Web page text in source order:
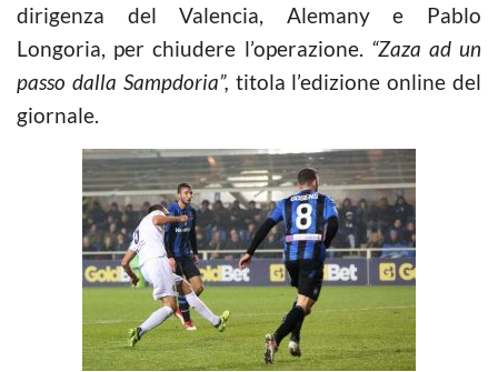
dirigenza del Valencia, Alemany e Pablo
Longoria, per chiudere l’operazione. “Zaza ad un
passo dalla Sampdoria”, titola l’edizione online del
giornale.